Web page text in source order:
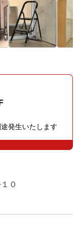
発生いたします
０